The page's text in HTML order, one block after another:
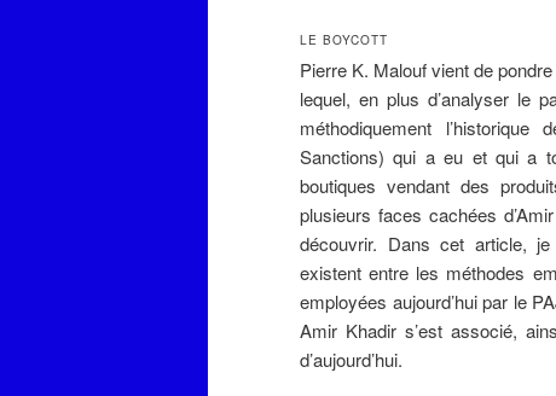
LE BOYCOTT
Pierre K. Malouf vient de
lequel, en plus d’analyser le
méthodiquement
Sanctions) qui a eu et qui a
boutiques vendant des
plusieurs faces cachées
découvrir. Dans cet article,
existent entre les méthodes
employées aujourd’huipar le
Amir Khadir s’est associé,
d’aujourd’hui.